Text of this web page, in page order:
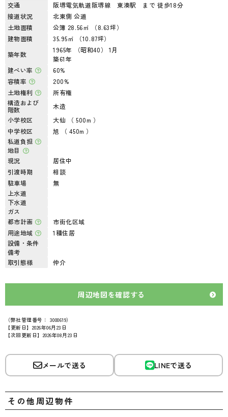
交通
阪堺電気軌道阪堺線 東湊駅 まで 徒歩18分
接道状況
北東側 公道
土地面積
公簿 28.56㎡ （8.63坪）
建物面積
35.95㎡ （10.87坪）
築年数
1965年 （昭和40） 1月
築61年
建ぺい率
60%
容積率
200%
土地権利
所有権
構造および
階数
木造
小学校区
大仙 （ 500m ）
中学校区
旭 （ 450m ）
私道負担
地目
現況
居住中
引渡時期
相談
駐車場
無
上水道
下水道
ガス
都市計画
市街化区域
用途地域
1種住居
設備・条件
備考
取引態様
仲介
周辺地図を確認する
（弊社管理番号： 3000619）
【更新日】2026年06月23日
【次回更新日】2026年08月23日
メールで送る LINEで送る
その他周辺物件